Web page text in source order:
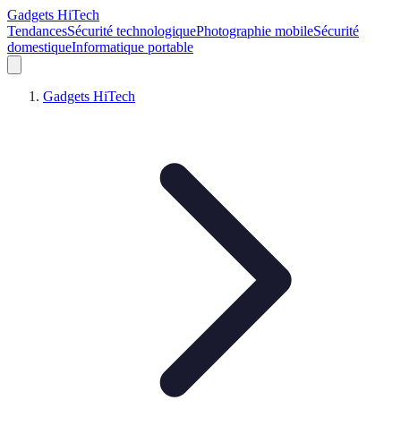
Gadgets HiTech
TendancesSécurité technologiquePhotographie mobileSécurité
domestiqueInformatique portable
Gadgets HiTech